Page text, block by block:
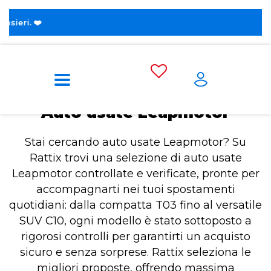
❤️
Home Auto usate Leapmotor
Auto usate Leapmotor
Stai cercando auto usate Leapmotor? Su
Rattix trovi una selezione di auto usate
Leapmotor controllate e verificate, pronte per
accompagnarti nei tuoi spostamenti
quotidiani: dalla compatta T03 fino al versatile
SUV C10, ogni modello è stato sottoposto a
rigorosi controlli per garantirti un acquisto
sicuro e senza sorprese. Rattix seleziona le
migliori proposte, offrendo massima